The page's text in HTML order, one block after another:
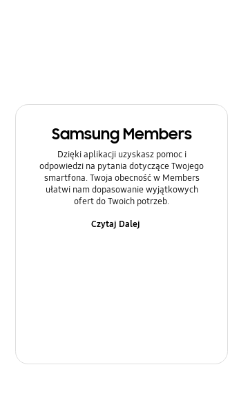
Sprzęt
Ustawienia
Zasilanie
Samsung Members
Dzięki aplikacji uzyskasz pomoc i
odpowiedzi na pytania dotyczące Twojego
smartfona. Twoja obecność w Members
ułatwi nam dopasowanie wyjątkowych
ofert do Twoich potrzeb.
Czytaj Dalej